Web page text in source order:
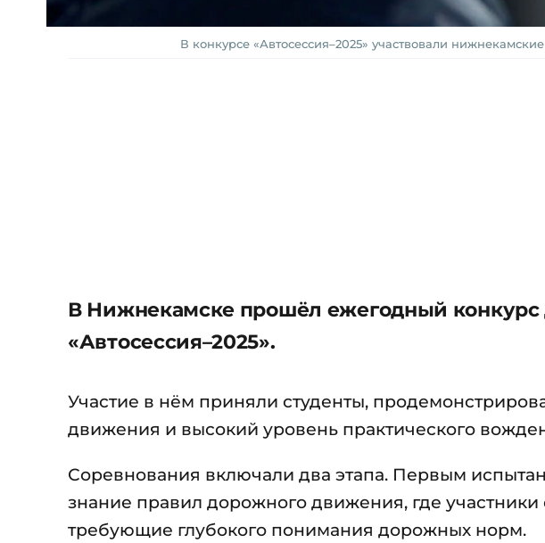
В конкурсе «Автосессия–2025» участвовали
В Нижнекамске прошёл ежегодный
«Автосессия–2025».
Участие в нём приняли студенты,
движения и высокий уровень практического
Соревнования включали два этапа. Первым
знание правил дорожного движения, где
требующие глубокого понимания дорожных норм.